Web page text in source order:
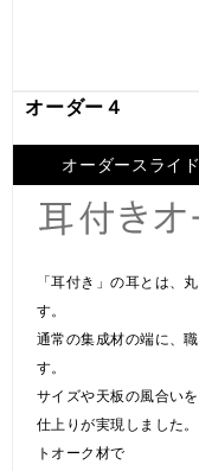
オーダー４
オーダースライド
「耳付き」の耳とは、
す。
通常の集成材の端に、
す。
サイズや天板の風合い
仕上りが実現しました
トオーク材で